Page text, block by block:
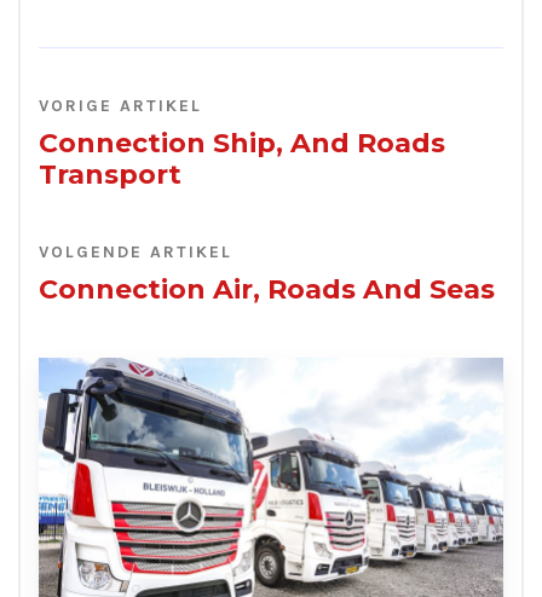
VORIGE ARTIKEL
Connection Ship, And Roads
Transport
VOLGENDE ARTIKEL
Connection Air, Roads And Seas